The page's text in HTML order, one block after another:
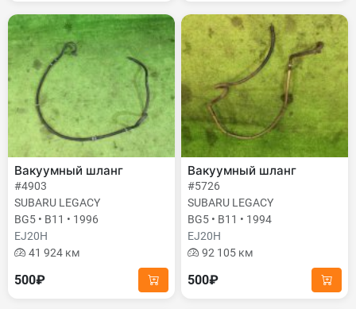
Вакуумный шланг
#4903
SUBARU LEGACY
BG5 • B11 • 1996
EJ20H
41 924 км
500₽
Вакуумный шланг
#5726
SUBARU LEGACY
BG5 • B11 • 1994
EJ20H
92 105 км
500₽